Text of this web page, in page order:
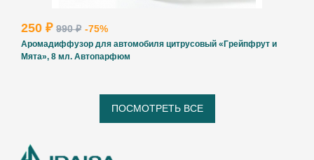
250 ₽ 990 ₽ -75%
Аромадиффузор для автомобиля цитрусовый «Грейпфрут и
Мята», 8 мл. Автопарфюм
ПОСМОТРЕТЬ ВСЕ